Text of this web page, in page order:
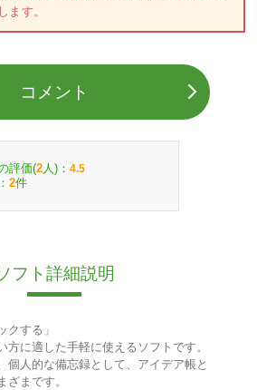
ます。
コメント
評価(2 人)： 4.5
2件
フト詳細説明
クする」
方に適した手軽に使えるソフトです。
個人的な備忘録として、アイデア帳と
ざまです。